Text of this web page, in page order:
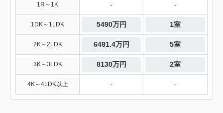
1R～1K - -
1DK～1LDK 5490万円 1室
2K～2LDK 6491.4万円 5室
3K～3LDK 8130万円 2室
4K～4LDK以上 - -